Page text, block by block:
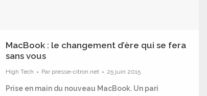
MacBook : le changement d’ère qui se fera
sans vous
High Tech Par presse-citron.net 25 juin 2015
Prise en main du nouveau MacBook. Un pari